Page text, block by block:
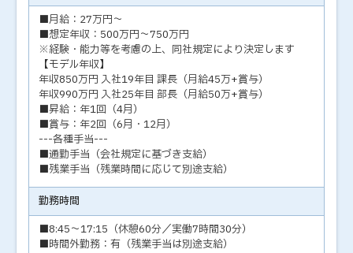
■月給：27万円～
■想定年収：500万円～750万円
※経験・能力等を考慮の上、同社規定により決定します
【モデル年収】
年収850万円 入社19年目 課長（月給45万+賞与）
年収990万円 入社25年目 部長（月給50万+賞与）
■昇給：年1回（4月）
■賞与：年2回（6月・12月）
---各種手当---
■通勤手当（会社規定に基づき支給）
■残業手当（残業時間に応じて別途支給）
勤務時間
■8:45～17:15（休憩60分／実働7時間30分）
■時間外勤務：有（残業手当は別途支給）